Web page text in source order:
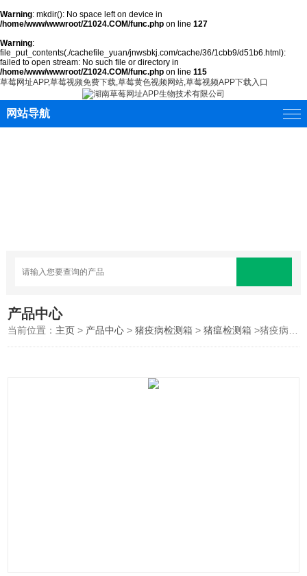
Warning: mkdir(): No space left on device in
/home/www/wwwroot/Z1024.COM/func.php on line 127
Warning:
file_put_contents(./cachefile_yuan/jnwsbkj.com/cache/36/1cbb9/d51b6.html):
failed to open stream: No such file or directory in
/home/www/wwwroot/Z1024.COM/func.php on line 115
草莓网址APP,草莓视频免费下载,草莓黄色视频网站,草莓视频APP下载入口
网站导航
产品中心
当前位置： 主页 > 产品中心 >猪疫病检测箱 >猪瘟检测箱 >猪疫病检测箱